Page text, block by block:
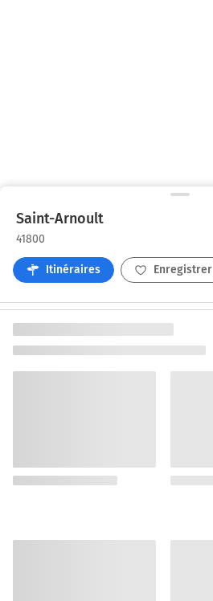
Saint-Arnoult
41800
Itinéraires Enregistrer